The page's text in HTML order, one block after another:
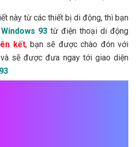
này từ các thiết bị di động, thì bạn
Windows 93 từ điện thoại di động
kết, bạn sẽ được chào đón với
sẽ được đưa ngay tới giao diện